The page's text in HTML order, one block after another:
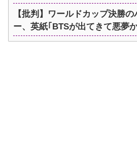
【批判】ワールドカップ決勝
ー、英紙｢BTSが出てきて悪夢